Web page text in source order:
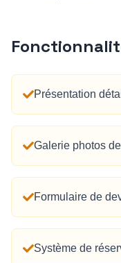
Présentation
Galerie photos
Formulaire de
Système de